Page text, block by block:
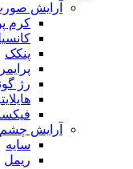
آرایش
کرم
پنکک
پرایمر
رژ
آرایش چشم
سایه
ریمل